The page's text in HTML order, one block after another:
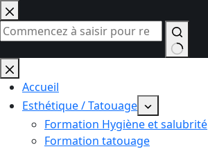
Passer
au
contenu
Aucun
résultatAccueil
Esthétique / Tatouage
Formation Hygiène et salubrité
Formation tatouage